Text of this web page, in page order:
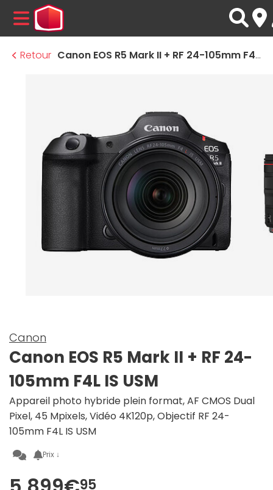
MENU
Retour
Canon EOS R5 Mark II + RF 24-105mm F4L IS USM
Canon
Canon EOS R5 Mark II + RF 24-
105mm F4L IS USM
Appareil photo hybride plein format, AF CMOS Dual
Pixel, 45 Mpixels, Vidéo 4K120p, Objectif RF 24-
105mm F4L IS USM
Prix ↓
95